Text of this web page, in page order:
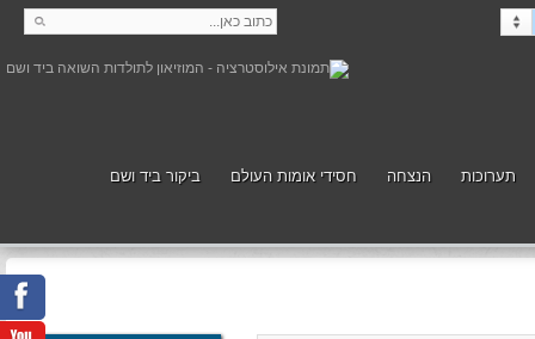
תערוכות הנצחה חסידי אומות העולם ביקור ביד ושם